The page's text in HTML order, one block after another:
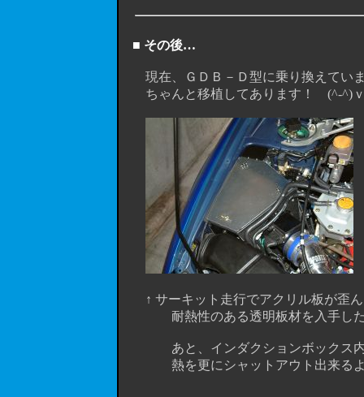
■ その後…
現在、ＧＤＢ－Ｄ型に乗り換えていま
ちゃんと移植してあります！ (^-^)
↑ サーキット走行でアクリル板が歪ん
耐熱性のある透明板材を入手したら
あと、インダクションボックス内部
熱を更にシャットアウト出来るよ